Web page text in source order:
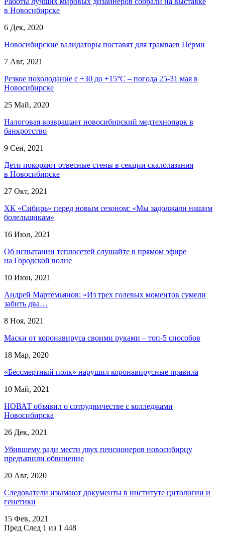
в Новосибирске
6 Дек, 2020
Новосибирские валидаторы поставят для трамваев Перми
7 Авг, 2021
Резкое похолодание с +30 до +15°С – погода 25-31 мая в
Новосибирске
25 Май, 2020
Налоговая возвращает новосибирский медтехнопарк в
банкротство
9 Сен, 2021
Дети покоряют отвесные стены в секции скалолазания
в Новосибирске
27 Окт, 2021
ХК «Сибирь» перед новым сезоном: «Мы задолжали нашим
болельщикам»
16 Июл, 2021
Об испытании теплосетей слушайте в прямом эфире
на Городской волне
10 Июн, 2021
Андрей Мартемьянов: «Из трех голевых моментов сумели
забить два…
8 Ноя, 2021
Маски от коронавируса своими руками – топ-5 способов
18 Мар, 2020
«Бессмертный полк» нарушил коронавирусные правила
10 Май, 2021
НОВАТ объявил о сотрудничестве с колледжами
Новосибирска
26 Дек, 2021
Убившему ради мести двух пенсионеров новосибирцу
предъявили обвинение
20 Авг, 2020
Следователи изымают документы в институте цитологии и
генетики
15 Фев, 2021
Пред След 1 из 1 448